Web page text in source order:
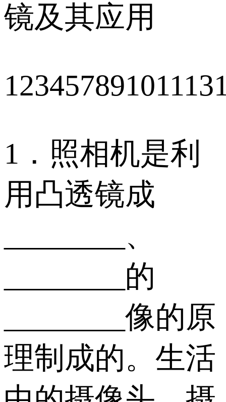
镜及其应用
1．照相机是利
用凸透镜成
________、
________的
________像的原
理制成的。生活